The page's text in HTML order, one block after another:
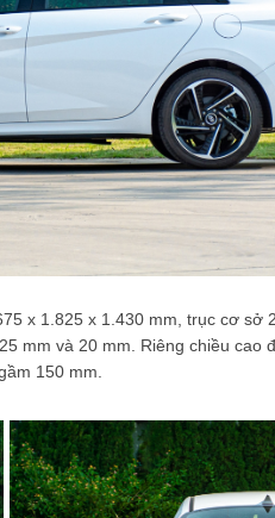
x 1.825 x 1.430 mm, trục cơ sở
mm và 20 mm. Riêng chiều cao
150 mm.